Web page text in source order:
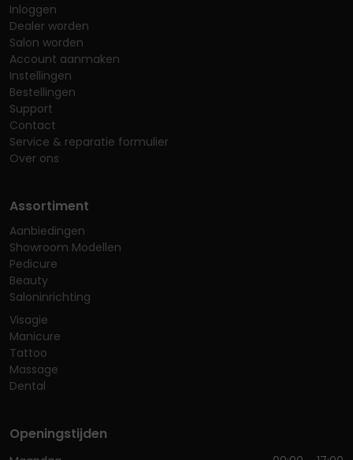
Inloggen
Dealer worden
Salon worden
Account aanmaken
Instellingen
Bestellingen
Support
Contact
Service & reparatie formulier
Over ons
Assortiment
Aanbiedingen
Showroom Modellen
Pedicure
Beauty
Saloninrichting
Visagie
Manicure
Tattoo
Massage
Dental
Openingstijden